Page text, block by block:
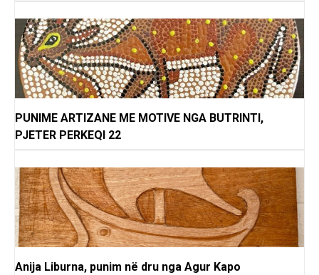
PUNIME ARTIZANE ME MOTIVE NGA BUTRINTI,
PJETER PERKEQI 22
Anija Liburna, punim në dru nga Agur Kapo